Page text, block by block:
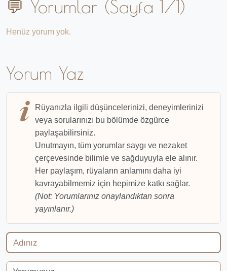
💬 Yorumlar (Sayfa 1/1)
Henüz yorum yok.
Yorum Yaz
Rüyanızla ilgili düşüncelerinizi, deneyimlerinizi
veya sorularınızı bu bölümde özgürce
paylaşabilirsiniz.
Unutmayın, tüm yorumlar saygı ve nezaket
çerçevesinde bilimle ve sağduyuyla ele alınır.
Her paylaşım, rüyaların anlamını daha iyi
kavrayabilmemiz için hepimize katkı sağlar.
(Not: Yorumlarınız onaylandıktan sonra
yayınlanır.)